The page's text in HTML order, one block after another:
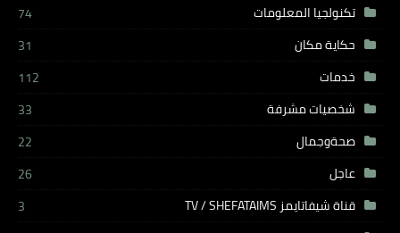
تكنولجيا المعلومات
74
حكاية مكان
31
خدمات
112
شخصيات مشرفة
33
صحةوجمال
22
عاجل
26
قناة شيفاتايمز TV / SHEFATAIMS
3